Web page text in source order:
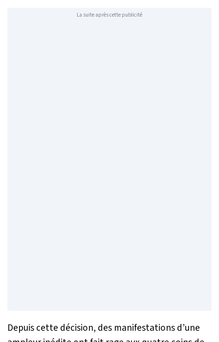
La suite après cette publicité
Depuis cette décision, des manifestations d’une